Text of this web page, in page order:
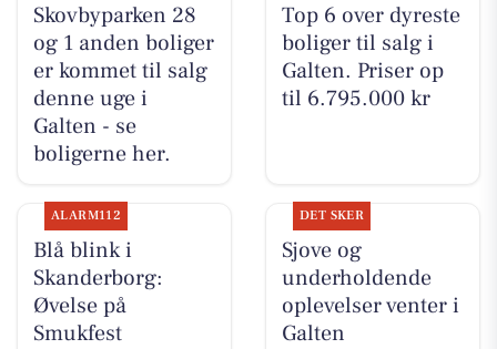
Skovbyparken 28
og 1 anden boliger
er kommet til salg
denne uge i
Galten - se
boligerne her.
Top 6 over dyreste
boliger til salg i
Galten. Priser op
til 6.795.000 kr
ALARM112
Blå blink i
Skanderborg:
Øvelse på
Smukfest
DET SKER
Sjove og
underholdende
oplevelser venter i
Galten